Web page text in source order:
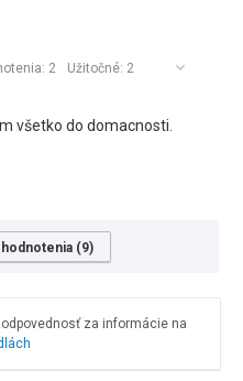
2 Užitočné: 2
všetko do domacnosti.
(9)
za informácie na